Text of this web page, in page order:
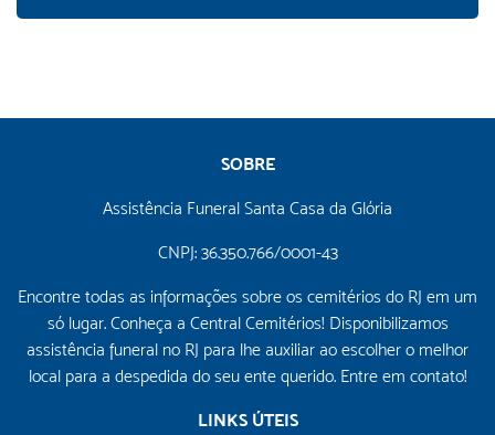
SOBRE
Assistência Funeral Santa Casa da Glória
CNPJ: 36.350.766/0001-43
Encontre todas as informações sobre os cemitérios do RJ em um
só lugar. Conheça a Central Cemitérios! Disponibilizamos
assistência funeral no RJ para lhe auxiliar ao escolher o melhor
local para a despedida do seu ente querido. Entre em contato!
LINKS ÚTEIS